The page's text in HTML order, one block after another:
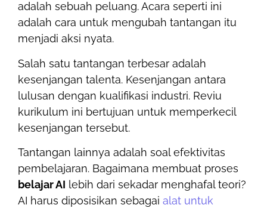
adalah sebuah peluang. Acara seperti ini
adalah cara untuk mengubah tantangan itu
menjadi aksi nyata.
Salah satu tantangan terbesar adalah
kesenjangan talenta. Kesenjangan antara
lulusan dengan kualifikasi industri. Reviu
kurikulum ini bertujuan untuk memperkecil
kesenjangan tersebut.
Tantangan lainnya adalah soal efektivitas
pembelajaran. Bagaimana membuat proses
belajar AI lebih dari sekadar menghafal teori?
AI harus diposisikan sebagai alat untuk